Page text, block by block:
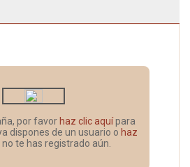
por favor haz clic aquípara
dispones de un usuario o haz
te has registrado aún.